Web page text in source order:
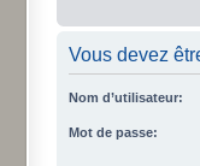
Vous devez
Nom d’utilisateur:
Mot de passe: